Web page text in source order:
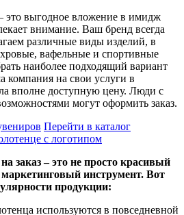
это выгодное вложение в имидж
внимание. Ваш бренд всегда
различные виды изделий, в
вафельные и спортивные
наиболее подходящий вариант
компания на свои услуги в
вполне доступную цену. Люди с
могут оформить заказ.
Перейти в каталог
с логотипом
заказ – это не просто красивый
инструмент. Вот
продукции:
используются в повседневной